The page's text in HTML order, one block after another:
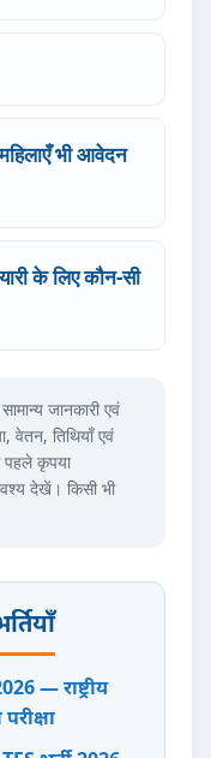
भी आवेदन
के लिए कौन-सी
जानकारी एवं
वेतन, तिथियाँ एवं
पहले कृपया
देखें। किसी भी
— राष्ट्रीय